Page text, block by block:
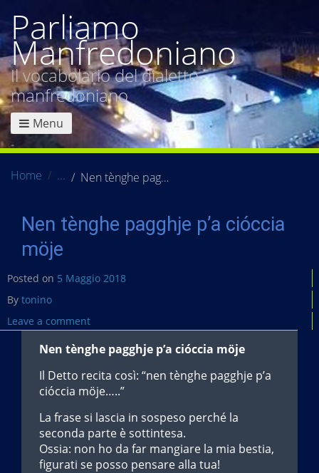
Parliamo
Manfredoniano
Il vocabolario del dialetto
manfredoniano
Menu
Home Nen tènghe pagghje p’a cióccia möje
Nen tènghe pagghje p’a cióccia
möje
Posted on 5 Maggio 2018
By tonino
Leave a comment
Nen tènghe pagghje p’a cióccia möje
Il Detto recita così: “nen tènghe pagghje p’a
cióccia möje…..”
La frase si lascia in sospeso perché la
seconda parte è sottintesa.
Ossia: non ho da far mangiare la mia bestia,
figurati se posso pensare alla tua!